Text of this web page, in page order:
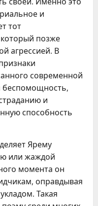
и
тот
позже
агрессией. В
современной
беспомощность,
и
способность
Ярему
или жаждой
момента он
оправдывая
Такая